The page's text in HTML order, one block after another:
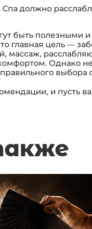
Спа должно
быть полезными
главная цель —
массаж,
Однако
выбора
и пусть